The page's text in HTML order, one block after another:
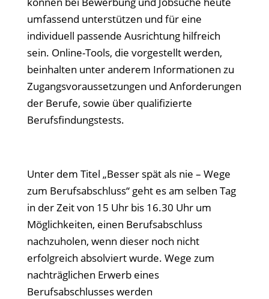
umfassend unterstützen und für eine
individuell passende Ausrichtung hilfreich
sein. Online-Tools, die vorgestellt werden,
beinhalten unter anderem Informationen zu
Zugangsvoraussetzungen und Anforderungen
der Berufe, sowie über qualifizierte
Berufsfindungstests.
Unter dem Titel „Besser spät als nie – Wege
zum Berufsabschluss“ geht es am selben Tag
in der Zeit von 15 Uhr bis 16.30 Uhr um
Möglichkeiten, einen Berufsabschluss
nachzuholen, wenn dieser noch nicht
erfolgreich absolviert wurde. Wege zum
nachträglichen Erwerb eines
Berufsabschlusses werden